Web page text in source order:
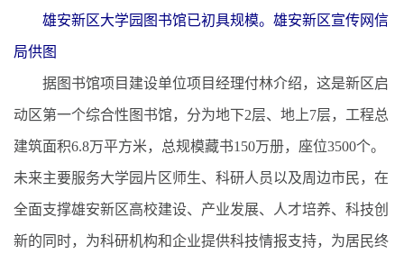
雄安新区大学园图书馆已初具规模。雄安新区宣传网信
局供图
据图书馆项目建设单位项目经理付林介绍，这是新区启
动区第一个综合性图书馆，分为地下2层、地上7层，工程总
建筑面积6.8万平方米，总规模藏书150万册，座位3500个。
未来主要服务大学园片区师生、科研人员以及周边市民，在
全面支撑雄安新区高校建设、产业发展、人才培养、科技创
新的同时，为科研机构和企业提供科技情报支持，为居民终